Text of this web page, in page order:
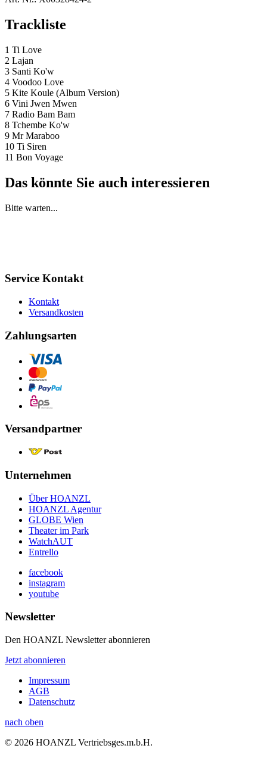
Trackliste
1 Ti Love
2 Lajan
3 Santi Ko'w
4 Voodoo Love
5 Kite Koule (Album Version)
6 Vini Jwen Mwen
7 Radio Bam Bam
8 Tchembe Ko'w
9 Mr Maraboo
10 Ti Siren
11 Bon Voyage
Das könnte Sie auch interessieren
Bitte warten...
Service Kontakt
Kontakt
Versandkosten
Zahlungsarten
Versandpartner
Unternehmen
Über HOANZL
HOANZL Agentur
GLOBE Wien
Theater im Park
WatchAUT
Entrello
facebook
instagram
youtube
Newsletter
Den HOANZL Newsletter abonnieren
Jetzt abonnieren
Impressum
AGB
Datenschutz
nach oben
© 2026 HOANZL Vertriebsges.m.b.H.